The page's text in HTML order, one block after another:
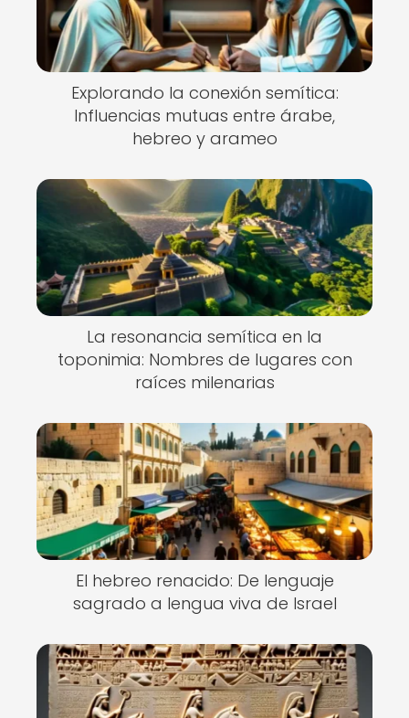
Explorando la conexión semítica:
Influencias mutuas entre árabe,
hebreo y arameo
La resonancia semítica en la
toponimia: Nombres de lugares con
raíces milenarias
El hebreo renacido: De lenguaje
sagrado a lengua viva de Israel